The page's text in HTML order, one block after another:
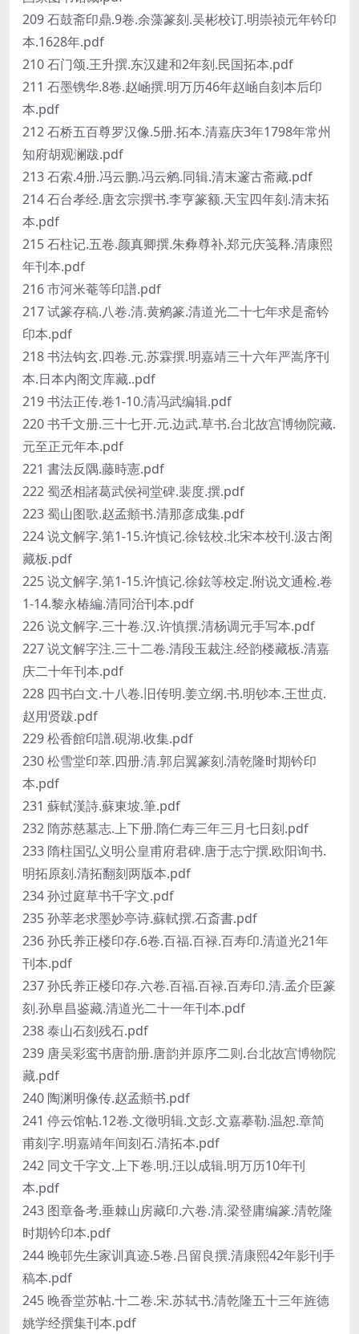
209 石鼓斋印鼎.9卷.余藻篆刻.吴彬校订.明崇祯元年钤印
本.1628年.pdf
210 石门颂.王升撰.东汉建和2年刻.民国拓本.pdf
211 石墨镌华.8卷.赵崡撰.明万历46年赵崡自刻本后印
本.pdf
212 石桥五百尊罗汉像.5册.拓本.清嘉庆3年1798年常州
知府胡观澜跋.pdf
213 石索.4册.冯云鹏.冯云鹓.同辑.清末邃古斋藏.pdf
214 石台孝经.唐玄宗撰书.李亨篆额.天宝四年刻.清末拓
本.pdf
215 石柱记.五卷.颜真卿撰.朱彜尊补.郑元庆笺释.清康熙
年刊本.pdf
216 市河米菴等印譜.pdf
217 试篆存稿.八卷.清.黄鹓篆.清道光二十七年求是斋钤
印本.pdf
218 书法钩玄.四卷.元.苏霖撰.明嘉靖三十六年严嵩序刊
本.日本内阁文库藏..pdf
219 书法正传.卷1-10.清冯武编辑.pdf
220 书千文册.三十七开.元.边武.草书.台北故宫博物院藏.
元至正元年本.pdf
221 書法反隅.藤時憲.pdf
222 蜀丞相諸葛武侯祠堂碑.裴度.撰.pdf
223 蜀山图歌.赵孟頫书.清那彦成集.pdf
224 说文解字.第1-15.许慎记.徐铉校.北宋本校刊.汲古阁
藏板.pdf
225 说文解字.第1-15.许慎记.徐鉉等校定.附说文通检.卷
1-14.黎永椿編.清同治刊本.pdf
226 说文解字.三十卷.汉.许慎撰.清杨调元手写本.pdf
227 说文解字注.三十二卷.清段玉裁注.经韵楼藏板.清嘉
庆二十年刊本.pdf
228 四书白文.十八卷.旧传明.姜立纲.书.明钞本.王世贞.
赵用贤跋.pdf
229 松香館印譜.硯湖.收集.pdf
230 松雪堂印萃.四册.清.郭启翼篆刻.清乾隆时期钤印
本.pdf
231 蘇軾漢詩.蘇東坡.筆.pdf
232 隋苏慈墓志.上下册.隋仁寿三年三月七日刻.pdf
233 隋柱国弘义明公皇甫府君碑.唐于志宁撰.欧阳询书.
明拓原刻.清拓翻刻两版本.pdf
234 孙过庭草书千字文.pdf
235 孙莘老求墨妙亭诗.蘇軾撰.石斎書.pdf
236 孙氏养正楼印存.6卷.百福.百禄.百寿印.清道光21年
刊本.pdf
237 孙氏养正楼印存.六卷.百福.百禄.百寿印.清.孟介臣篆
刻.孙阜昌鉴藏.清道光二十一年刊本.pdf
238 泰山石刻残石.pdf
239 唐吴彩鸾书唐韵册.唐韵并原序二则.台北故宫博物院
藏.pdf
240 陶渊明像传.赵孟頫书.pdf
241 停云馆帖.12卷.文徵明辑.文彭.文嘉摹勒.温恕.章简
甫刻字.明嘉靖年间刻石.清拓本.pdf
242 同文千字文.上下卷.明.汪以成辑.明万历10年刊
本.pdf
243 图章备考.垂棘山房藏印.六卷.清.梁登庸编篆.清乾隆
时期钤印本.pdf
244 晚邨先生家训真迹.5卷.吕留良撰.清康熙42年影刊手
稿本.pdf
245 晚香堂苏帖.十二卷.宋.苏轼书.清乾隆五十三年旌德
姚学经撰集刊本.pdf